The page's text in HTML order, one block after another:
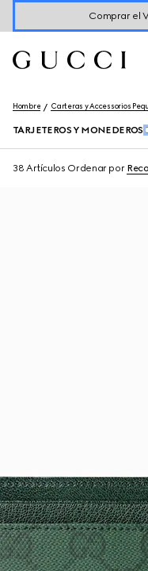
Comprar el
Hombre Carteras y Accessorios
TARJETEROS Y MONEDEROS
38 Artículos Ordenar por